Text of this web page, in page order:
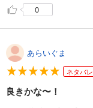
0
あらいぐま
ネタバレ
良きかな〜！